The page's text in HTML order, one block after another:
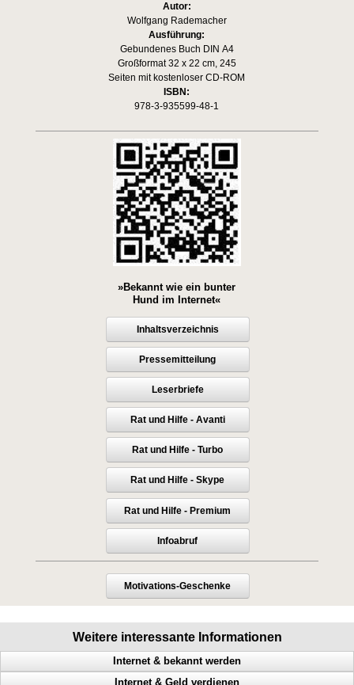
Autor:
Wolfgang Rademacher
Ausführung:
Gebundenes Buch DIN A4
Großformat 32 x 22 cm, 245
Seiten mit kostenloser CD-ROM
ISBN:
978-3-935599-48-1
»Bekannt wie ein bunter
Hund im Internet«
Inhaltsverzeichnis
Pressemitteilung
Leserbriefe
Rat und Hilfe - Avanti
Rat und Hilfe - Turbo
Rat und Hilfe - Skype
Rat und Hilfe - Premium
Infoabruf
Motivations-Geschenke
Weitere interessante Informationen
Internet & bekannt werden
Internet & Geld verdienen